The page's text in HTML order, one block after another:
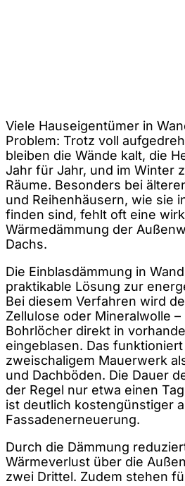
Viele Hauseigentümer in
Problem: Trotz voll
bleiben die Wände kalt, die
Jahr für Jahr, und im Winter
Räume. Besonders bei
und Reihenhäusern, wie sie
finden sind, fehlt oft eine
Wärmedämmung der
Dachs.
Die Einblasdämmung in
praktikable Lösung zur
Bei diesem Verfahren wird
Zellulose oder Mineralwolle
Bohrlöcher direkt in
eingeblasen. Das
zweischaligem Mauerwerk
und Dachböden. Die Dauer
der Regel nur etwa einen
ist deutlich kostengünstiger
Fassadenerneuerung.
Durch die Dämmung
Wärmeverlust über die
zwei Drittel. Zudem stehen